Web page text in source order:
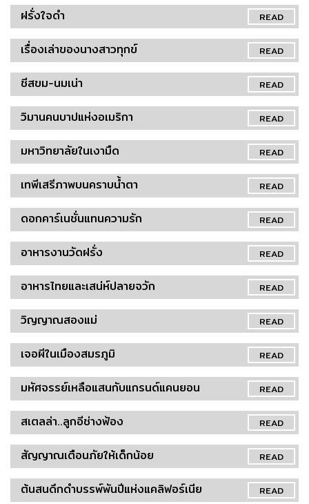
READ
ฝรั่งใจดำ
READ
เรื่องเล่าของนางสาวทุกข์
READ
ชีสขม-นมเน่า
READ
วิมานคนบาปแห่งอเมริกา
READ
มหาวิทยาลัยในเงามืด
READ
เทพีเสรีภาพบนคราบน้ำตา
READ
ดอกคาร์เนชั่นแทนความรัก
READ
อาหารงานวัดฝรั่ง
READ
อาหารไทยและเสน่ห์ปลายจวัก
READ
วิญญาณสองแม่
READ
เจอผีในเมืองสมรภูมิ
READ
มหัศจรรย์เหลือแสนกับแกรนด์แคนยอน
READ
สเตลล่า..ลูกอีช่างฟ้อง
READ
สัญญาณเตือนภัยให้เด็กน้อย
READ
ต้นสนดึกดำบรรพ์พันปีแห่งแคลิฟอร์เนีย